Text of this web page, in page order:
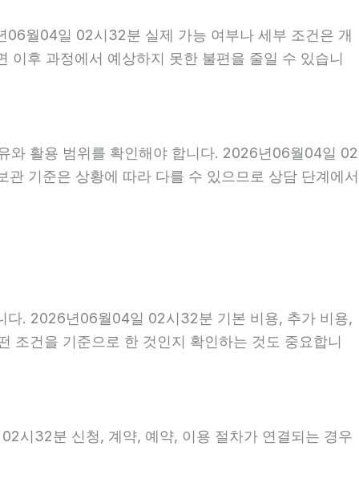
월04일 02시32분 실제 가능 여부나 세부 조건은 개
이후 과정에서 예상하지 못한 불편을 줄일 수 있습니
와 활용 범위를 확인해야 합니다. 2026년06월04일 02
기준은 상황에 따라 다를 수 있으므로 상담 단계에서
다. 2026년06월04일 02시32분 기본 비용, 추가 비용,
조건을 기준으로 한 것인지 확인하는 것도 중요합니
시32분 신청, 계약, 예약, 이용 절차가 연결되는 경우